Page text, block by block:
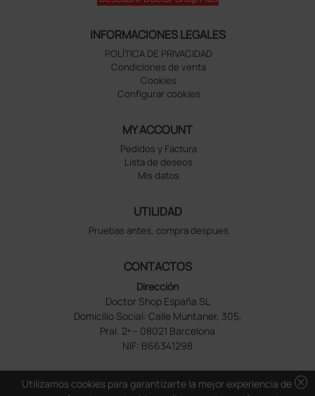
INFORMACIONES LEGALES
POLÍTICA DE PRIVACIDAD
Condiciones de venta
Cookies
Configurar cookies
MY ACCOUNT
Pedidos y Factura
Lista de deseos
Mis datos
UTILIDAD
Pruebas antes, compra despues
CONTACTOS
Dirección
Doctor Shop España SL
Domicilio Social: Calle Muntaner, 305,
Pral. 2ª – 08021 Barcelona
NIF: B66341298
cancel
Utilizamos cookies para garantizarte la mejor experiencia de